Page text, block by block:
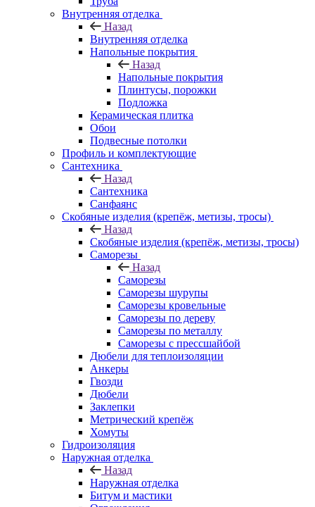
Внутренняя отделка
Назад
Внутренняя отделка
Напольные покрытия
Назад
Напольные покрытия
Плинтусы, порожки
Подложка
Керамическая плитка
Обои
Подвесные потолки
Профиль и комплектующие
Сантехника
Назад
Сантехника
Санфаянс
Скобяные изделия (крепёж, метизы, тросы)
Назад
Скобяные изделия (крепёж, метизы, тросы)
Саморезы
Назад
Саморезы
Саморезы шурупы
Саморезы кровельные
Саморезы по дереву
Саморезы по металлу
Саморезы с прессшайбой
Дюбели для теплоизоляции
Анкеры
Гвозди
Дюбели
Заклепки
Метрический крепёж
Хомуты
Гидроизоляция
Наружная отделка
Назад
Наружная отделка
Битум и мастики